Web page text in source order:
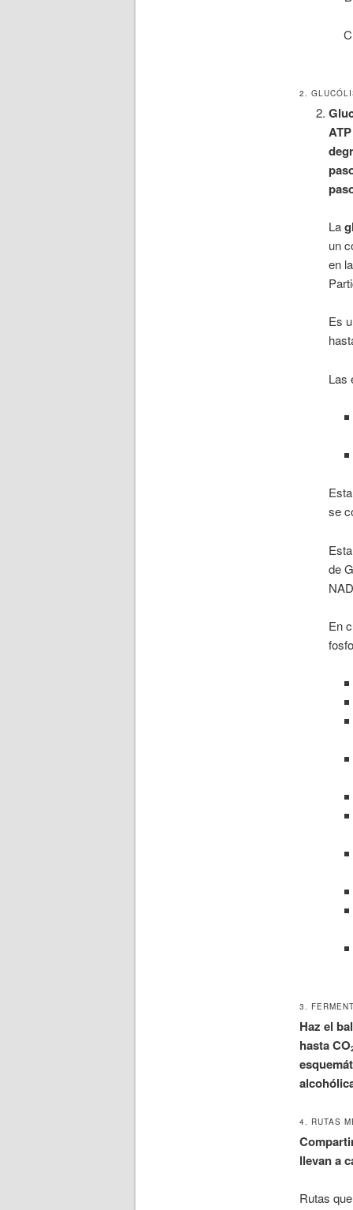
2.
La
un
en
Es
Las
se
de
En
3.
Haz el
hasta CO
4. RUTAS
llevan a
Rutas